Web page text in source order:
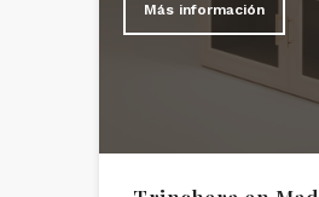
Más información